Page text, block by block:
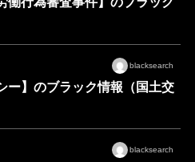
blacksearch
ー】のブラック情報（国土交
blacksearch